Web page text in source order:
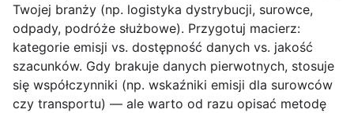
Twojej branży (np. logistyka dystrybucji, surowce,
odpady, podróże służbowe). Przygotuj macierz:
kategorie emisji vs. dostępność danych vs. jakość
szacunków. Gdy brakuje danych pierwotnych, stosuje
się współczynniki (np. wskaźniki emisji dla surowców
czy transportu) — ale warto od razu opisać metodę